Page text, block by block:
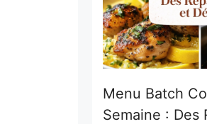
Menu Batch
Semaine : Des